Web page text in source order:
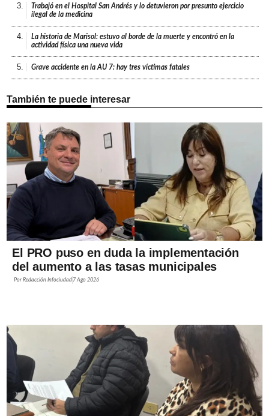
3.
Trabajó en el Hospital San Andrés y lo detuvieron por presunto ejercicio
ilegal de la medicina
4.
La historia de Marisol: estuvo al borde de la muerte y encontró en la
actividad física una nueva vida
5. Grave accidente en la AU 7: hay tres víctimas fatales
También te puede interesar
El PRO puso en duda la implementación
del aumento a las tasas municipales
PorRedacción Infociudad 7 Ago 2026